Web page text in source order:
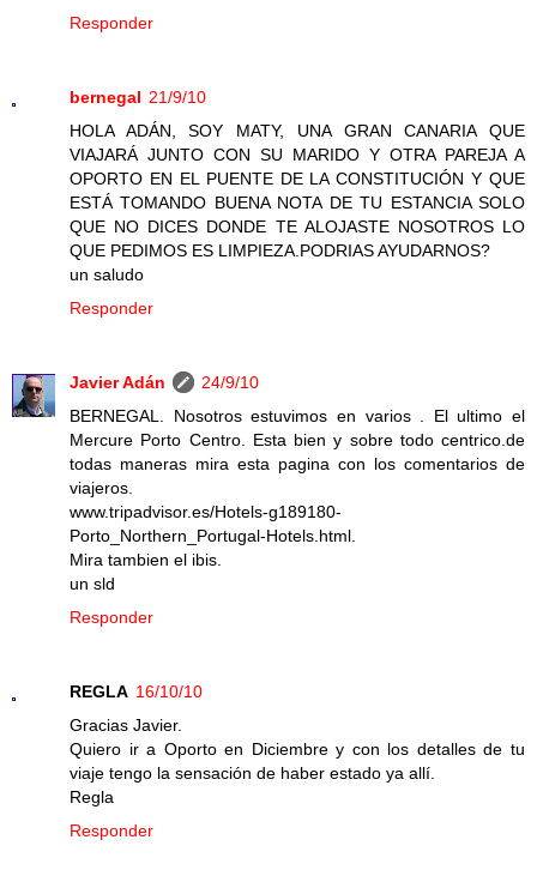
Responder
bernegal 21/9/10
HOLA ADÁN, SOY MATY, UNA GRAN CANARIA QUE
VIAJARÁ JUNTO CON SU MARIDO Y OTRA PAREJA A
OPORTO EN EL PUENTE DE LA CONSTITUCIÓN Y QUE
ESTÁ TOMANDO BUENA NOTA DE TU ESTANCIA SOLO
QUE NO DICES DONDE TE ALOJASTE NOSOTROS LO
QUE PEDIMOS ES LIMPIEZA.PODRIAS AYUDARNOS?
un saludo
Responder
Javier Adán
24/9/10
BERNEGAL. Nosotros estuvimos en varios . El ultimo el
Mercure Porto Centro. Esta bien y sobre todo centrico.de
todas maneras mira esta pagina con los comentarios de
viajeros.
www.tripadvisor.es/Hotels-g189180-
Porto_Northern_Portugal-Hotels.html.
Mira tambien el ibis.
un sld
Responder
REGLA 16/10/10
Gracias Javier.
Quiero ir a Oporto en Diciembre y con los detalles de tu
viaje tengo la sensación de haber estado ya allí.
Regla
Responder